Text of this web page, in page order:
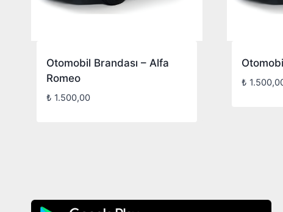
Otomobil Brandası – Alfa
Romeo
₺ 1.500,00
₺